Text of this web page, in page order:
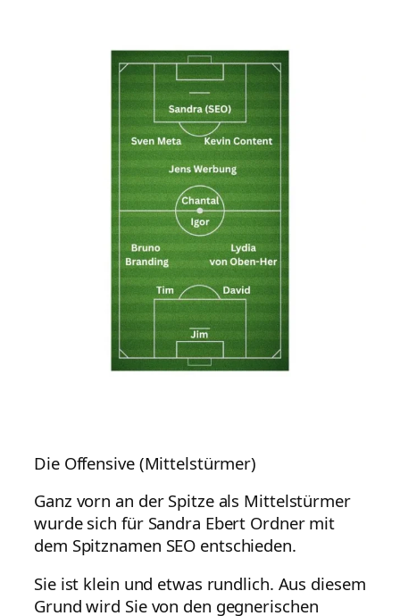
Die Offensive (Mittelstürmer)
Ganz vorn an der Spitze als Mittelstürmer
wurde sich für Sandra Ebert Ordner mit
dem Spitznamen SEO entschieden.
Sie ist klein und etwas rundlich. Aus diesem
Grund wird Sie von den gegnerischen